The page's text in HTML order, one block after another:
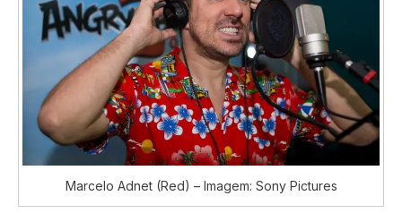
Marcelo Adnet (Red) – Imagem: Sony Pictures